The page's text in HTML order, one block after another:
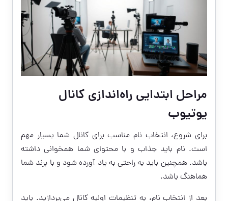
مراحل ابتدایی راه‌اندازی کانال
یوتیوب
برای شروع، انتخاب نام مناسب برای کانال شما بسیار مهم
است. نام باید جذاب و با محتوای شما همخوانی داشته
باشد. همچنین باید به راحتی به یاد آورده شود و با برند شما
هماهنگ باشد.
بعد از انتخاب نام، به تنظیمات اولیه کانال می‌پردازید. باید